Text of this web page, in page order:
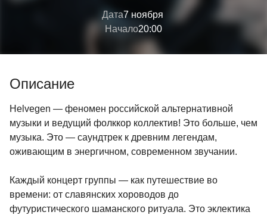
Дата7 ноября
Начало20:00
Описание
Helvegen — феномен российской альтернативной
музыки и ведущий фолккор коллектив! Это больше, чем
музыка. Это — саундтрек к древним легендам,
оживающим в энергичном, современном звучании.
Каждый концерт группы — как путешествие во
времени: от славянских хороводов до
футуристического шаманского ритуала. Это эклектика